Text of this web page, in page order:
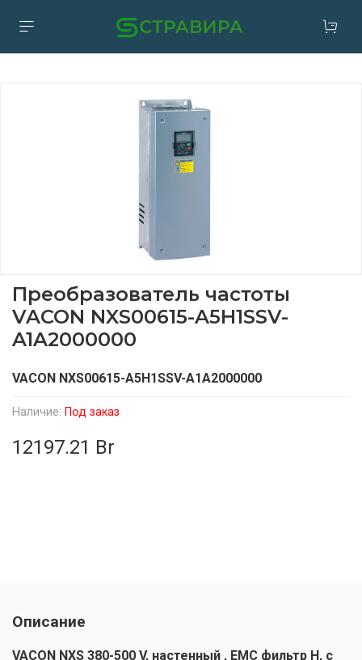
Наличие: Под заказ
Преобразователь частоты
VACON NXS00615-A5H1SSV-
A1A2000000
12197.21 Br
VACON NXS00615-A5H1SSV-A1A2000000
Описание
VACON NXS 380-500 V, настенный , EMC фильтр H, с